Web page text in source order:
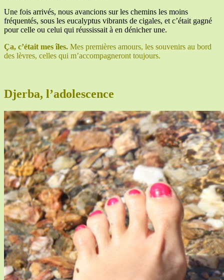
Une fois arrivés, nous avancions sur les chemins les moins
fréquentés, sous les eucalyptus vibrants de cigales, et c’était gagné
pour celle ou celui qui réussissait à en dénicher une.
Ça, c’était mes îles. Mes premières amours, les souvenirs au bord
des lèvres, celles qui m’accompagneront toujours.
Djerba, l’adolescence